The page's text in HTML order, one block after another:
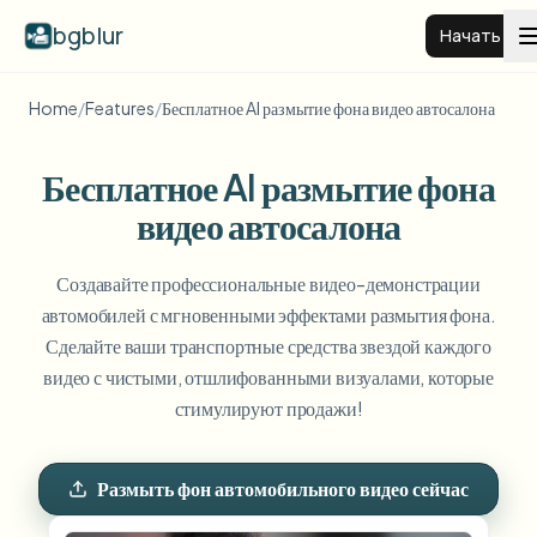
bgblur Начать
Цены
Примеры
Смотреть все примеры
Просмотреть полную библиотеку примеров
Размыть лицо
Размыть номер
Функции
Школы и образование
Ресурсы
Home/Features/Бесплатное AI размытие фона видео автосалона
Бесплатное AI размытие фона
видео автосалона
Создавайте профессиональные видео-демонстрации
автомобилей с мгновенными эффектами размытия фона.
Сделайте ваши транспортные средства звездой каждого
видео с чистыми, отшлифованными визуалами, которые
стимулируют продажи!
Размыть фон автомобильного видео сейчас